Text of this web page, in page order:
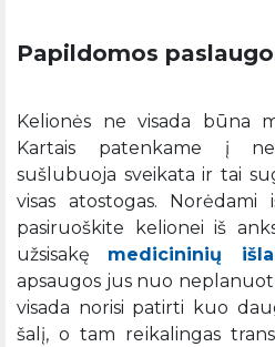
Papildomos
Kelionės ne visada būna
Kartais patenkame į
sušlubuoja sveikata ir tai
visas atostogas. Norėdami
pasiruoškite kelionei iš
užsisakę medicininių
apsaugos jus nuo
visada norisi patirti kuo
šalį, o tam reikalingas